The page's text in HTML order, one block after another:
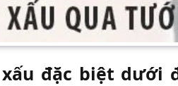
đặc biệt dưới